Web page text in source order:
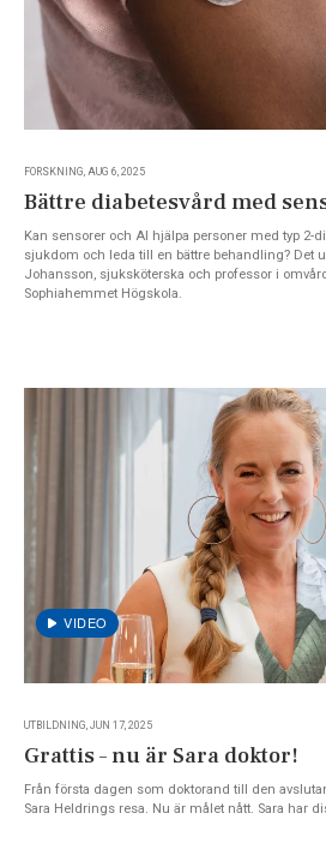
FORSKNING, AUG 6, 2025
Bättre diabetesvård med
Kan sensorer och Al hjälpa personer med typ 2-
sjukdom och leda till en bättre behandling? Det
Johansson, sjuksköterska och professor i
Sophiahemmet Högskola.
UTBILDNING, JUN 17, 2025
Grattis – nu är Sara doktor!
Från första dagen som doktorand till den
Sara Heldrings resa. Nu är målet nått. Sara har